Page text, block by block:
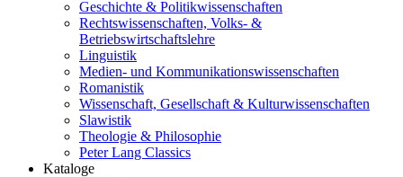
Geschichte & Politikwissenschaften
Rechtswissenschaften, Volks- &
Betriebswirtschaftslehre
Linguistik
Medien- und Kommunikationswissenschaften
Romanistik
Wissenschaft, Gesellschaft & Kulturwissenschaften
Slawistik
Theologie & Philosophie
Peter Lang Classics
Kataloge